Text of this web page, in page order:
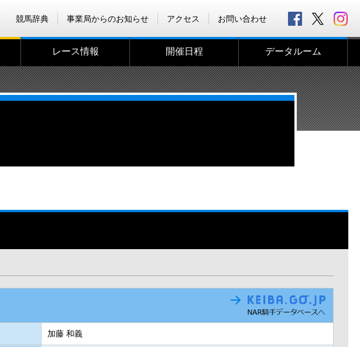
競馬辞典 事業局からのお知らせ アクセス お問い合わせ
レース情報 開催日程 データルーム
加藤 和義